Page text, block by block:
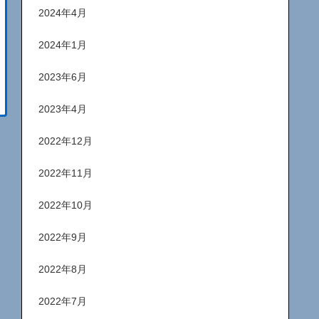
2024年4月
2024年1月
2023年6月
2023年4月
2022年12月
2022年11月
2022年10月
2022年9月
2022年8月
2022年7月